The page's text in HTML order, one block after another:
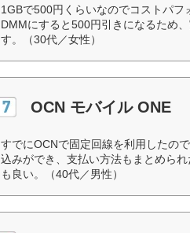
1GBで500円くらいなのでコストパ
DMMにすると500円引きになるため
す。（30代／女性）
OCN モバイル ONE
すでにOCNで固定回線を利用したの
込みができ、支払い方法もまとめら
も良い。（40代／男性）